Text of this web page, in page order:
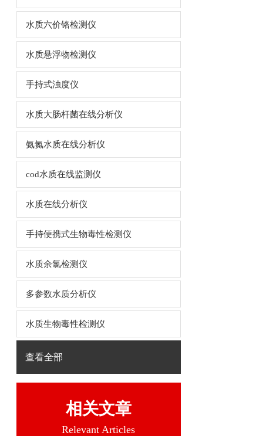
水质六价铬检测仪
水质悬浮物检测仪
手持式浊度仪
水质大肠杆菌在线分析仪
氨氮水质在线分析仪
cod水质在线监测仪
水质在线分析仪
手持便携式生物毒性检测仪
水质余氯检测仪
多参数水质分析仪
水质生物毒性检测仪
查看全部
相关文章
Relevant Articles